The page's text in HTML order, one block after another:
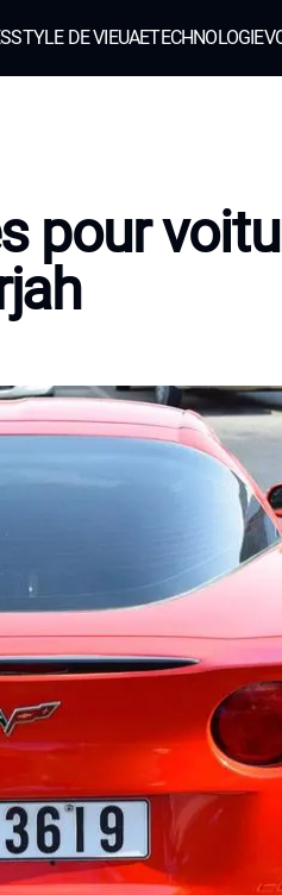
STYLE DE VIEUAETECHNOLOGIE
pour